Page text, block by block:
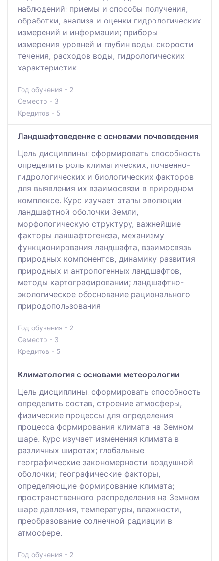
наблюдений; приемы и способы получения,
обработки, анализа и оценки гидрологических
измерений и информации; приборы
измерения уровней и глубин воды, скорости
течения, расходов воды, гидрологических
характеристик.
Год обучения - 2
Семестр - 3
Кредитов - 5
Ландшафтоведение с основами почвоведения
Цель дисциплины: сформировать способность
определить роль климатических, почвенно-
гидрологических и биологических факторов
для выявления их взаимосвязи в природном
комплексе. Курс изучает этапы эволюции
ландшафтной оболочки Земли,
морфологическую структуру, важнейшие
факторы ланшафтогенеза, механизму
функционирования ландшафта, взаимосвязь
природных компонентов, динамику развития
природных и антропогенных ландшафтов,
методы картографировании; ландшафтно-
экологическое обоснование рационального
природопользования
Год обучения - 2
Семестр - 3
Кредитов - 5
Климатология с основами метеорологии
Цель дисциплины: сформировать способность
определить состав, строение атмосферы,
физические процессы для определения
процесса формирования климата на Земном
шаре. Курс изучает изменения климата в
различных широтах; глобальные
географические закономерности воздушной
оболочки; географические факторы,
определяющие формирование климата;
пространственного распределения на Земном
шаре давления, температуры, влажности,
преобразование солнечной радиации в
атмосфере.
Год обучения - 2